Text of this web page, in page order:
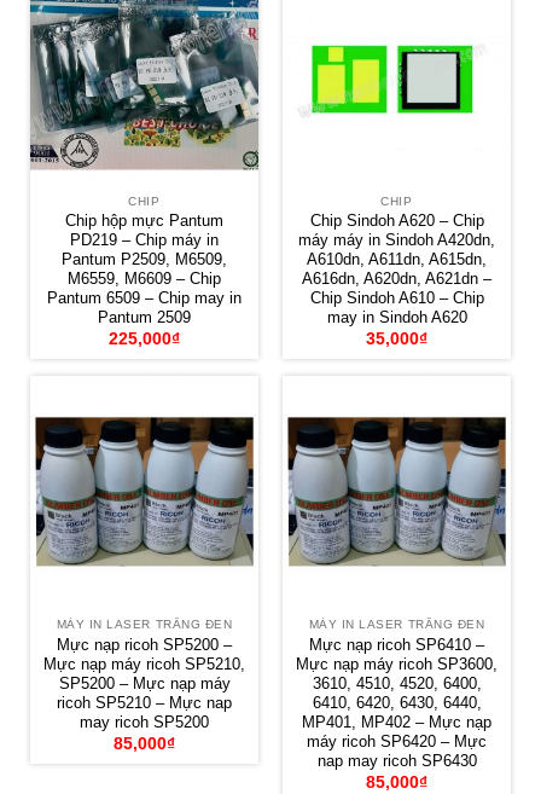
CHIP
Chip hộp mực Pantum
PD219 – Chip máy in
Pantum P2509, M6509,
M6559, M6609 – Chip
Pantum 6509 – Chip may in
Pantum 2509
225,000₫
CHIP
Chip Sindoh A620 – Chip
máy máy in Sindoh A420dn,
A610dn, A611dn, A615dn,
A616dn, A620dn, A621dn –
Chip Sindoh A610 – Chip
may in Sindoh A620
35,000₫
MÁY IN LASER TRẮNG ĐEN
Mực nạp ricoh SP5200 –
Mực nạp máy ricoh SP5210,
SP5200 – Mực nạp máy
ricoh SP5210 – Mực nap
may ricoh SP5200
85,000₫
MÁY IN LASER TRẮNG ĐEN
Mực nạp ricoh SP6410 –
Mực nạp máy ricoh SP3600,
3610, 4510, 4520, 6400,
6410, 6420, 6430, 6440,
MP401, MP402 – Mực nạp
máy ricoh SP6420 – Mực
nap may ricoh SP6430
85,000₫